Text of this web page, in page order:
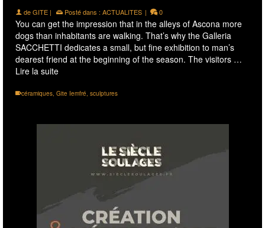
deGITE | Posté dans : ACTUALITES | 0
You can get the impression that in the alleys of Ascona more
dogs than inhabitants are walking. That’s why the Galleria
SACCHETTI dedicates a small, but fine exhibition to man’s
dearest friend at the beginning of the season. The visitors …
Lire la suite
céramiques, Gite Iemfré, sculptures